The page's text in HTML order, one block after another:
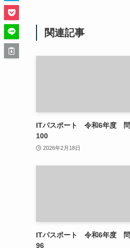
関連記事
ITパスポート 令和6年度 問
100
2026年2月18日
ITパスポート 令和6年度 問
96